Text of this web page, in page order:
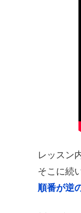
レッスン
そこに続
順番が逆